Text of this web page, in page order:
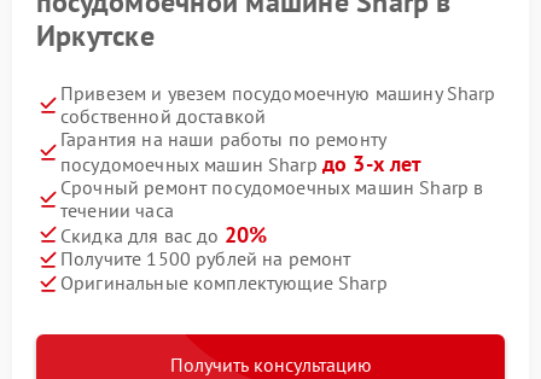
Иркутске
Привезем и увезем посудомоечную машину Sharp
собственной доставкой
Гарантия на наши работы по ремонту
посудомоечных машин Sharp до 3-х лет
Срочный ремонт посудомоечных машин Sharp в
течении часа
Скидка для вас до 20%
Получите 1500 рублей на ремонт
Оригинальные комплектующие Sharp
Получить консультацию